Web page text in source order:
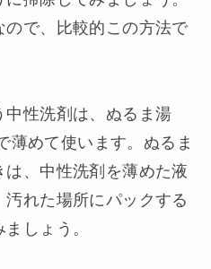
で、比較的この方法で
性洗剤は、ぬるま湯
めて使います。ぬるま
、中性洗剤を薄めた液
れた場所にパックする
しょう。